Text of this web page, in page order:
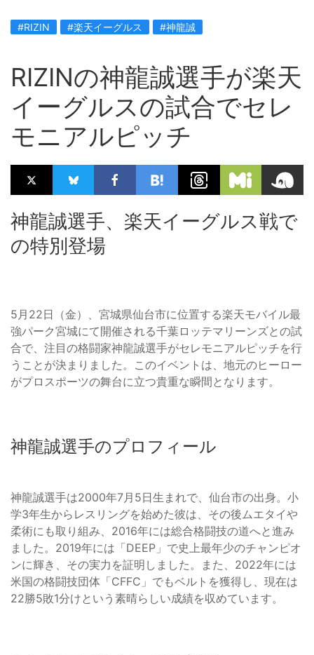
#RIZIN #楽天イーグルス #神龍誠
RIZINの神龍誠選手が楽天
イーグルスの試合でセレ
モニアルピッチ
神龍誠選手、楽天イーグルス戦で
の特別登場
5月22日（金）、宮城県仙台市に位置する楽天モバイル最
強パーク宮城にて開催される千葉ロッテマリーンズとの試
合で、注目の格闘家神龍誠選手がセレモニアルピッチを行
うことが決まりました。このイベントは、地元のヒーロー
がプロスポーツの舞台に立つ貴重な瞬間となります。
神龍誠選手のプロフィール
神龍誠選手は2000年7月5日生まれで、仙台市の出身。小
学3年生からレスリングを始めた彼は、その後ムエタイや
柔術にも取り組み、2016年には総合格闘技の道へと進み
ました。2019年には「DEEP」で史上最年少のチャンピオ
ンに輝き、その実力を証明しました。また、2022年には
米国の格闘技団体「CFFC」でもベルトを獲得し、現在は
22勝5敗1分けという素晴らしい成績を収めています。